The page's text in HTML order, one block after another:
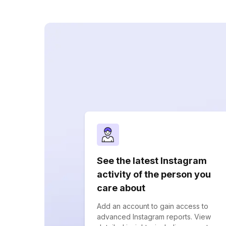
See the latest Instagram
activity of the person you
care about
Add an account to gain access to
advanced Instagram reports. View